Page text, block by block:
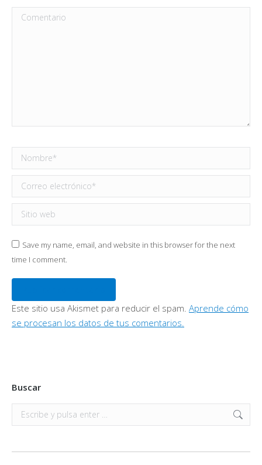
Comentario
Nombre *
Correo electrónico *
Sitio web
Save my name, email, and website in this browser for the next
time I comment.
Este sitio usa Akismet para reducir el spam. Aprende cómo
se procesan los datos de tus comentarios.
Buscar
Buscar: